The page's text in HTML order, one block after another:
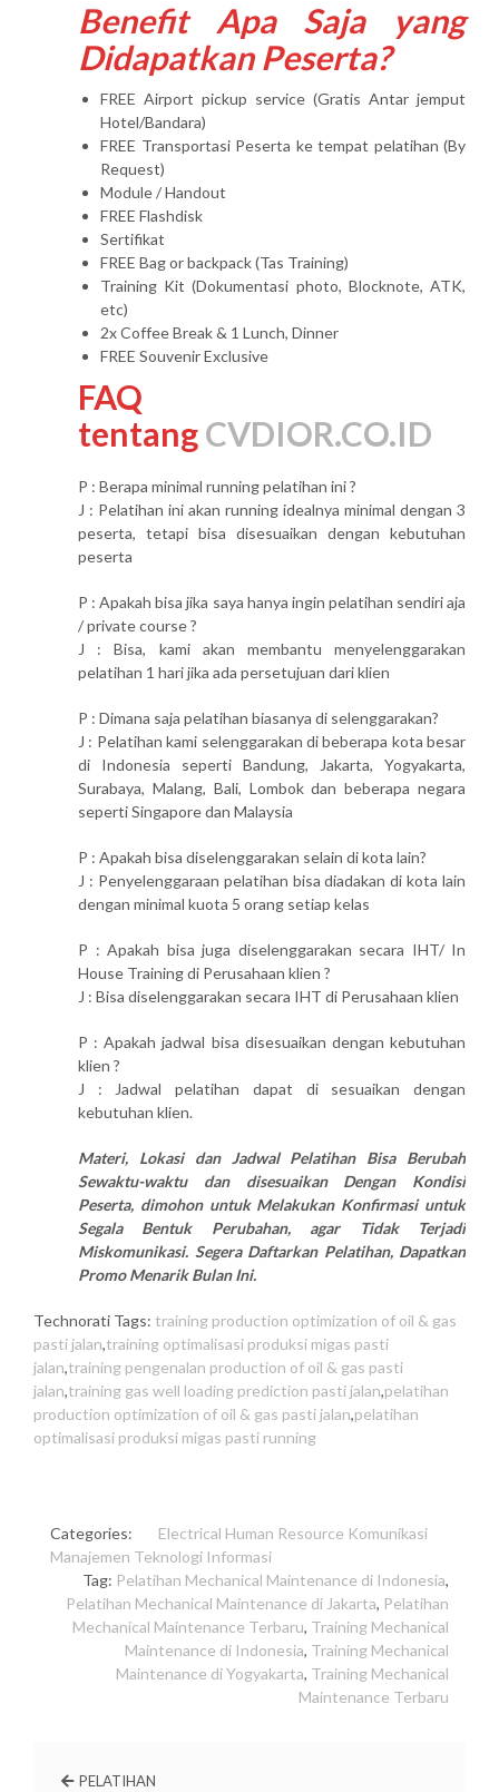
Benefit Apa Saja yang
Didapatkan Peserta?
FREE Airport pickup service (Gratis Antar jemput
Hotel/Bandara)
FREE Transportasi Peserta ke tempat pelatihan (By
Request)
Module / Handout
FREE Flashdisk
Sertifikat
FREE Bag or backpack (Tas Training)
Training Kit (Dokumentasi photo, Blocknote, ATK,
etc)
2x Coffee Break & 1 Lunch, Dinner
FREE Souvenir Exclusive
FAQ
tentangCVDIOR.CO.ID
P : Berapa minimal running pelatihan ini ?
J : Pelatihan ini akan running idealnya minimal dengan 3
peserta, tetapi bisa disesuaikan dengan kebutuhan
peserta
P : Apakah bisa jika saya hanya ingin pelatihan sendiri aja
/ private course ?
J : Bisa, kami akan membantu menyelenggarakan
pelatihan 1 hari jika ada persetujuan dari klien
P : Dimana saja pelatihan biasanya di selenggarakan?
J : Pelatihan kami selenggarakan di beberapa kota besar
di Indonesia seperti Bandung, Jakarta, Yogyakarta,
Surabaya, Malang, Bali, Lombok dan beberapa negara
seperti Singapore dan Malaysia
P : Apakah bisa diselenggarakan selain di kota lain?
J : Penyelenggaraan pelatihan bisa diadakan di kota lain
dengan minimal kuota 5 orang setiap kelas
P : Apakah bisa juga diselenggarakan secara IHT/ In
House Training di Perusahaan klien ?
J : Bisa diselenggarakan secara IHT di Perusahaan klien
P : Apakah jadwal bisa disesuaikan dengan kebutuhan
klien ?
J : Jadwal pelatihan dapat di sesuaikan dengan
kebutuhan klien.
Materi, Lokasi dan Jadwal Pelatihan Bisa Berubah
Sewaktu-waktu dan disesuaikan Dengan Kondisi
Peserta, dimohon untuk Melakukan Konfirmasi untuk
Segala Bentuk Perubahan, agar Tidak Terjadi
Miskomunikasi. Segera Daftarkan Pelatihan, Dapatkan
Promo Menarik Bulan Ini.
Technorati Tags: training production optimization of oil & gas
pasti jalan,training optimalisasi produksi migas pasti
jalan,training pengenalan production of oil & gas pasti
jalan,training gas well loading prediction pasti jalan,pelatihan
production optimization of oil & gas pasti jalan,pelatihan
optimalisasi produksi migas pasti running
Categories: Electrical Human Resource Komunikasi
Manajemen Teknologi Informasi
Tag: Pelatihan Mechanical Maintenance di Indonesia,
Pelatihan Mechanical Maintenance di Jakarta, Pelatihan
Mechanical Maintenance Terbaru, Training Mechanical
Maintenance di Indonesia, Training Mechanical
Maintenance di Yogyakarta, Training Mechanical
Maintenance Terbaru
PELATIHAN